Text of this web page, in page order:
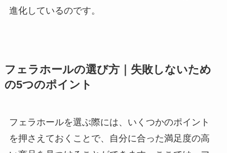
進化しているのです。
フェラホールの選び方｜失敗しないため
の5つのポイント
フェラホールを選ぶ際には、いくつかのポイント
を押さえておくことで、自分に合った満足度の高